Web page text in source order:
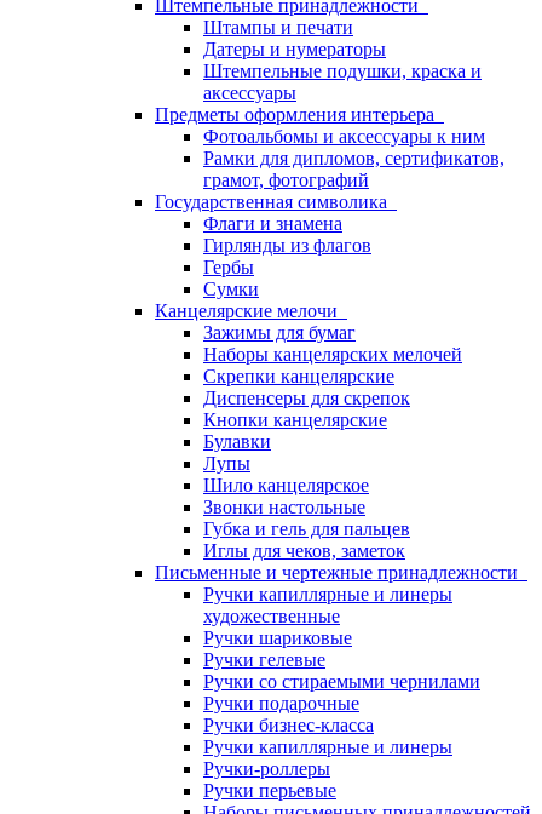
Штемпельные принадлежности
Штампы и печати
Датеры и нумераторы
Штемпельные подушки, краска и
аксессуары
Предметы оформления интерьера
Фотоальбомы и аксессуары к ним
Рамки для дипломов, сертификатов,
грамот, фотографий
Государственная символика
Флаги и знамена
Гирлянды из флагов
Гербы
Сумки
Канцелярские мелочи
Зажимы для бумаг
Наборы канцелярских мелочей
Скрепки канцелярские
Диспенсеры для скрепок
Кнопки канцелярские
Булавки
Лупы
Шило канцелярское
Звонки настольные
Губка и гель для пальцев
Иглы для чеков, заметок
Письменные и чертежные принадлежности
Ручки капиллярные и линеры
художественные
Ручки шариковые
Ручки гелевые
Ручки со стираемыми чернилами
Ручки подарочные
Ручки бизнес-класса
Ручки капиллярные и линеры
Ручки-роллеры
Ручки перьевые